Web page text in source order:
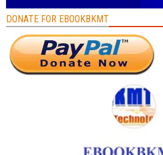
DONATE FOR EBOOKBKMT